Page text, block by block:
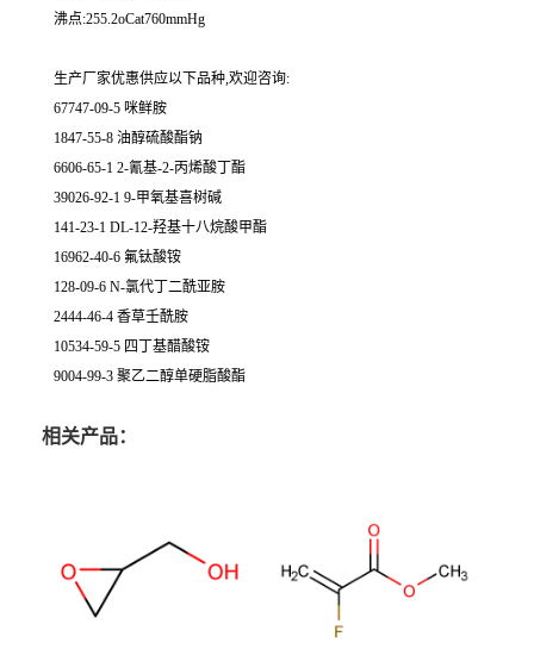
沸点:255.2oCat760mmHg
生产厂家优惠供应以下品种,欢迎咨询:
67747-09-5 咪鲜胺
1847-55-8 油醇硫酸酯钠
6606-65-1 2-氰基-2-丙烯酸丁酯
39026-92-1 9-甲氧基喜树碱
141-23-1 DL-12-羟基十八烷酸甲酯
16962-40-6 氟钛酸铵
128-09-6 N-氯代丁二酰亚胺
2444-46-4 香草壬酰胺
10534-59-5 四丁基醋酸铵
9004-99-3 聚乙二醇单硬脂酸酯
相关产品：